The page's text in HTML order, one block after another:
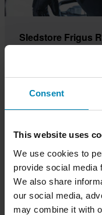
Consent
This website uses
We use cookies to
provide social media
We also share
our social media,
may combine it with
Sledstore Frigus
Der Frigus
entwickelt. Mit einem
Platz für alles, was